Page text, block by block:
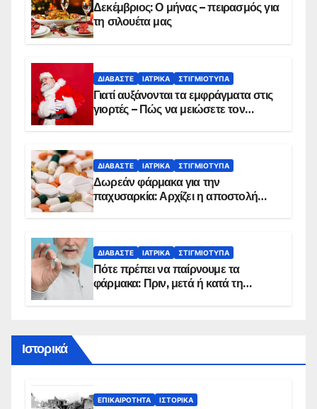
Δεκέμβριος: Ο μήνας – πειρασμός για
τη σιλουέτα μας
ΔΙΑΒΆΣΤΕ ΙΑΤΡΙΚΆ ΣΤΙΓΜΙΌΤΥΠΑ
Γιατί αυξάνονται τα εμφράγματα στις
γιορτές – Πώς να μειώσετε τον
ΔΙΑΒΆΣΤΕ ΙΑΤΡΙΚΆ ΣΤΙΓΜΙΌΤΥΠΑ
Δωρεάν φάρμακα για την
παχυσαρκία: Αρχίζει η αποστολή
ΔΙΑΒΆΣΤΕ ΙΑΤΡΙΚΆ ΣΤΙΓΜΙΌΤΥΠΑ
Πότε πρέπει να παίρνουμε τα
φάρμακα: Πριν, μετά ή κατά τη
Ιστορικά
ΕΠΙΚΑΙΡΌΤΗΤΑ ΙΣΤΟΡΙΚΆ